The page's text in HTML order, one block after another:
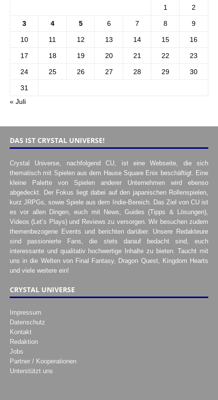
1 2
3 4 5 6 7 8 9
10 11 12 13 14 15 16
17 18 19 20 21 22 23
24 25 26 27 28 29 30
31
« Juli
DAS IST CRYSTAL UNIVERSE!
Crystal Universe, nachfolgend CU, ist eine Webseite, die sich
thematisch mit Spielen aus dem Hause Square Enix beschäftigt. Eine
kleine Palette von Spielen anderer Unternehmen wird ebenso
abgedeckt. Der Fokus liegt dabei auf den japanischen Rollenspielen,
kurz JRPGs, sowie Spiele aus dem Indie-Bereich. Das Ziel von CU ist
es vor allen Dingen, euch mit News, Guides (Tipps & Lösungen),
Videos (Let’s Plays) und Reviews zu versorgen. Wir besuchen zudem
themenbezogene Events und berichten darüber. Unsere Redakteure
sind passionierte Fans, die stets darauf bedacht sind, euch
interessante und qualitativ hochwertige Inhalte zu bieten. Taucht mit
uns in die Welten von Final Fantasy, Dragon Quest, Kingdom Hearts
und viele weitere ein!
CRYSTAL UNIVERSE
Impressum
Datenschutz
Kontakt
Redaktion
Jobs
Partner / Kooperationen
Unterstützt uns